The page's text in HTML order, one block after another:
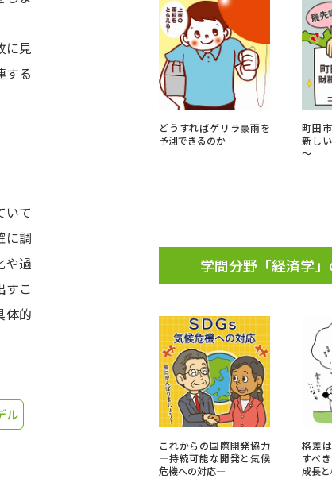
を調べる
スケジュールを立てよう
先輩が入学を決めた理由
進学調査
新生活お役立ちガイド
学問発見
ナビ講義」 学問の教科書 夢ナビライ
ト
このサイトについて
いについて 受付内容・発送状況の確認 テレメール
お支払
お問合せ先 テレメール進学カタログ訂正
に見
する
いて
に調
や過
すこ
体的
ル
どうすればゲリラ豪雨を
予測できるのか
町田
新し
～
学問分野「経済学
これからの国際開発協力
―持続可能な開発と気候
危機への対応―
格差
すべ
成長